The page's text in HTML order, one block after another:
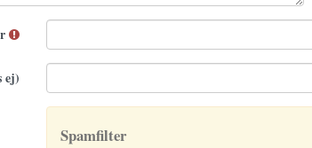
ej)
Spamfilter